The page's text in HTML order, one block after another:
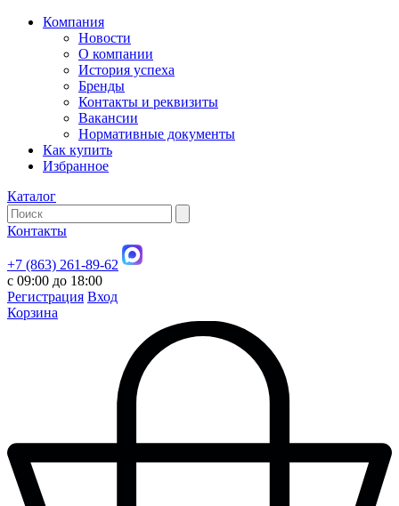
Компания
Новости
О компании
История успеха
Бренды
Контакты и реквизиты
Вакансии
Нормативные документы
Как купить
Избранное
Каталог
Контакты
+7 (863) 261-89-62
с 09:00 до 18:00
Регистрация Вход
Корзина